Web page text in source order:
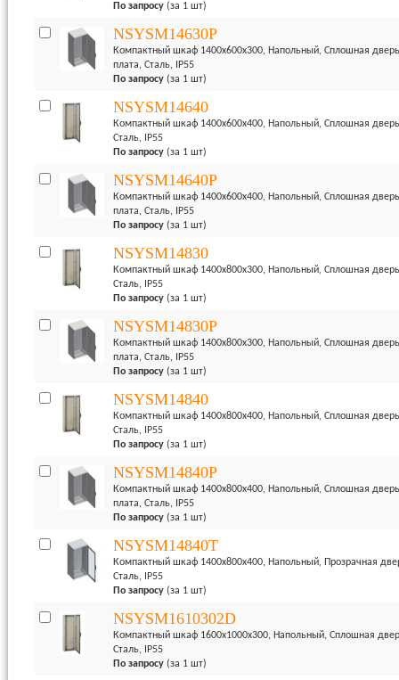
По запросу (за 1 шт)
NSYSM14630P
Компактный шкаф 1400x600x300, Напольный, Сплошная
плата, Сталь, IP55
По запросу (за 1 шт)
NSYSM14640
Компактный шкаф 1400x600x400, Напольный, Сплошная
Сталь, IP55
По запросу (за 1 шт)
NSYSM14640P
Компактный шкаф 1400x600x400, Напольный, Сплошная
плата, Сталь, IP55
По запросу (за 1 шт)
NSYSM14830
Компактный шкаф 1400x800x300, Напольный, Сплошная
Сталь, IP55
По запросу (за 1 шт)
NSYSM14830P
Компактный шкаф 1400x800x300, Напольный, Сплошная
плата, Сталь, IP55
По запросу (за 1 шт)
NSYSM14840
Компактный шкаф 1400x800x400, Напольный, Сплошная
Сталь, IP55
По запросу (за 1 шт)
NSYSM14840P
Компактный шкаф 1400x800x400, Напольный, Сплошная
плата, Сталь, IP55
По запросу (за 1 шт)
NSYSM14840T
Компактный шкаф 1400x800x400, Напольный, Прозрачная
Сталь, IP55
По запросу (за 1 шт)
NSYSM1610302D
Компактный шкаф 1600x1000x300, Напольный, Сплошная
Сталь, IP55
По запросу (за 1 шт)